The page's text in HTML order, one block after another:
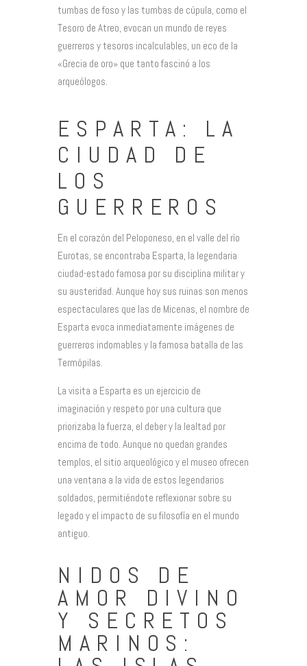
tumbas de foso y las tumbas de cúpula, como el
Tesoro de Atreo, evocan un mundo de reyes
guerreros y tesoros incalculables, un eco de la
«Grecia de oro» que tanto fascinó a los
arqueólogos.
ESPARTA: LA
CIUDAD DE
LOS
GUERREROS
En el corazón del Peloponeso, en el valle del río
Eurotas, se encontraba Esparta, la legendaria
ciudad-estado famosa por su disciplina militar y
su austeridad. Aunque hoy sus ruinas son menos
espectaculares que las de Micenas, el nombre de
Esparta evoca inmediatamente imágenes de
guerreros indomables y la famosa batalla de las
Termópilas.
La visita a Esparta es un ejercicio de
imaginación y respeto por una cultura que
priorizaba la fuerza, el deber y la lealtad por
encima de todo. Aunque no quedan grandes
templos, el sitio arqueológico y el museo ofrecen
una ventana a la vida de estos legendarios
soldados, permitiéndote reflexionar sobre su
legado y el impacto de su filosofía en el mundo
antiguo.
NIDOS DE
AMOR DIVINO
Y SECRETOS
MARINOS: